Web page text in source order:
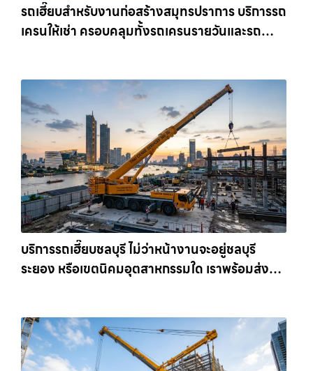
รถเฮี๊ยบสำหรับงานก่อสร้างสมุทรปราการ บริการรถ
เครนให้เช่า ครอบคลุมทั้งรถเครนรายวันและรถ
บริการรถเฮี๊ยบชลบุรี ไม่ว่าหน้างานจะอยู่ชลบุรี
ระยอง หรือเขตนิคมอุตสาหกรรมใด เราพร้อมส่งรถ